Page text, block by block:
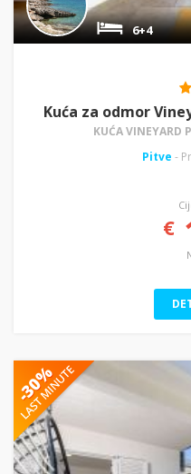
6+4
Kuća za odmor
KUĆA VINEYARD
Pitve -
€